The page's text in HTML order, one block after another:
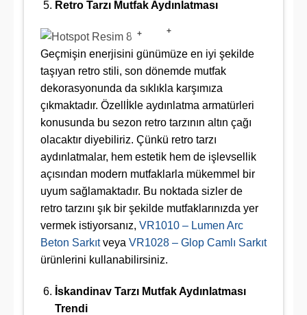
Retro Tarzı Mutfak Aydınlatması
+
+
Geçmişin enerjisini günümüze en iyi şekilde
taşıyan retro stili, son dönemde mutfak
dekorasyonunda da sıklıkla karşımıza
çıkmaktadır. Özellİkle aydınlatma armatürleri
konusunda bu sezon retro tarzının altın çağı
olacaktır diyebiliriz. Çünkü retro tarzı
aydınlatmalar, hem estetik hem de işlevsellik
açısından modern mutfaklarla mükemmel bir
uyum sağlamaktadır. Bu noktada sizler de
retro tarzını şık bir şekilde mutfaklarınızda yer
vermek istiyorsanız, VR1010 – Lumen Arc
Beton Sarkıtveya VR1028 – Glop Camlı Sarkıt
ürünlerini kullanabilirsiniz.
İskandinav Tarzı Mutfak Aydınlatması
Trendi